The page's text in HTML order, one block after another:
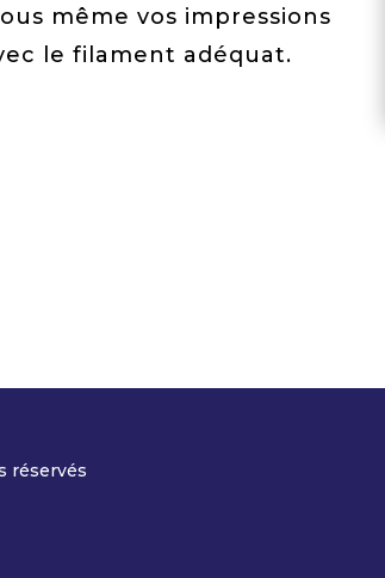
même vos impressions
le filament adéquat.
réservés